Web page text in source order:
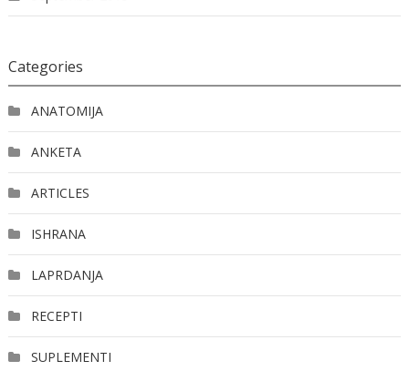
Categories
ANATOMIJA
ANKETA
ARTICLES
ISHRANA
LAPRDANJA
RECEPTI
SUPLEMENTI